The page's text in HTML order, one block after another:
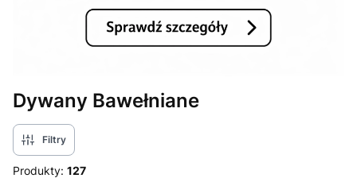
Dywany Bawełniane
Filtry
Produkty: 127